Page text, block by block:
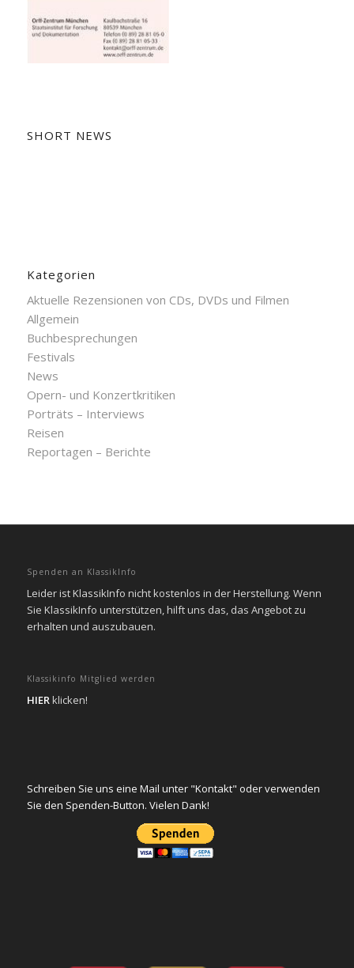
SHORT NEWS
Kategorien
Aktuelle Rezensionen von CDs, DVDs und Filmen
Allgemein
Buchbesprechungen
Festivals
News
Opern- und Konzertkritiken
Porträts – Interviews
Reisen
Reportagen – Berichte
Spenden an KlassikInfo
Leider ist KlassikInfo nicht kostenlos in der Herstellung. Wenn
Sie KlassikInfo unterstützen, hilft uns das, das Angebot zu
erhalten und auszubauen.
Klassikinfo Mitglied werden
HIERklicken!
Schreiben Sie uns eine Mail unter "Kontakt" oder verwenden
Sie den Spenden-Button. Vielen Dank!